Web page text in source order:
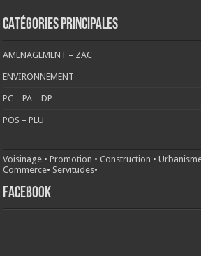
CATÉGORIES PRINCIPALES
AMENAGEMENT – ZAC
ENVIRONNEMENT
PC – PA – DP
POS – PLU
Voisinage •Promotion •Construction •
Commerce• Servitudes•
FACEBOOK